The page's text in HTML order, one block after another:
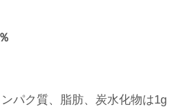
パク質、脂肪、炭水化物は1g